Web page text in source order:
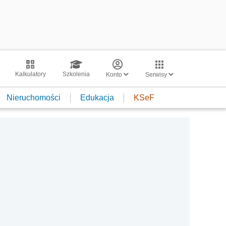
Kalkulatory Szkolenia Konto Serwisy
Nieruchomości Edukacja KSeF